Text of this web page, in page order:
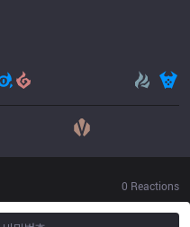
0 Reactions